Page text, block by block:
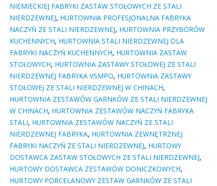
NIEMIECKIEJ FABRYKI ZASTAW STOŁOWYCH ZE STALI
NIERDZEWNEJ, HURTOWNIA PROFESJONALNA FABRYKA
NACZYŃ ZE STALI NIERDZEWNEJ, HURTOWNIA PRZYBORÓW
KUCHENNYCH, HURTOWNIA STALI NIERDZEWNEJ DLA
FABRYKI NACZYŃ KUCHENNYCH, HURTOWNIA ZASTAW
STOŁOWYCH, HURTOWNIA ZASTAWY STOŁOWEJ ZE STALI
NIERDZEWNEJ FABRYKA VSMPO, HURTOWNIA ZASTAWY
STOŁOWEJ ZE STALI NIERDZEWNEJ W CHINACH,
HURTOWNIA ZESTAWÓW GARNKÓW ZE STALI NIERDZEWNEJ
W CHINACH, HURTOWNIA ZESTAWÓW NACZYŃ FABRYKA
STALI, HURTOWNIA ZESTAWÓW NACZYŃ ZE STALI
NIERDZEWNEJ FABRYKA, HURTOWNIA ZEWNĘTRZNEJ
FABRYKI NACZYŃ ZE STALI NIERDZEWNEJ, HURTOWY
DOSTAWCA ZASTAW STOŁOWYCH ZE STALI NIERDZEWNEJ,
HURTOWY DOSTAWCA ZESTAWÓW DONICZKOWYCH,
HURTOWY PORCELANOWY ZESTAW GARNKÓW ZE STALI